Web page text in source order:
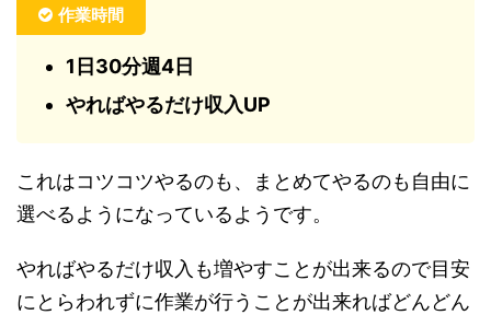
作業時間
1日30分週4日
やればやるだけ収入UP
これはコツコツやるのも、まとめてやるのも自由に
選べるようになっているようです。
やればやるだけ収入も増やすことが出来るので目安
にとらわれずに作業が行うことが出来ればどんどん